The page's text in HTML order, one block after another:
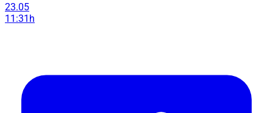
23.05
11:31h